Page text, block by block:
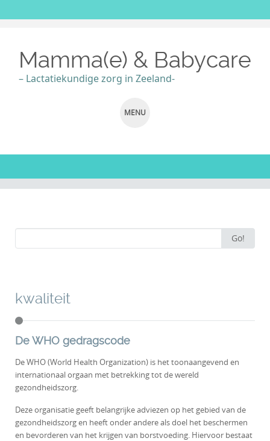
Mamma(e) & Babycare
– Lactatiekundige zorg in Zeeland-
MENU
TO
for:
Go!
kwaliteit
De WHO gedragscode
De WHO (World Health Organization) is het toonaangevend en
internationaal orgaan met betrekking tot de wereld
gezondheidszorg.
Deze organisatie geeft belangrijke adviezen op het gebied van de
gezondheidszorg en heeft onder andere als doel het beschermen
en bevorderen van het krijgen van borstvoeding. Hiervoor bestaat